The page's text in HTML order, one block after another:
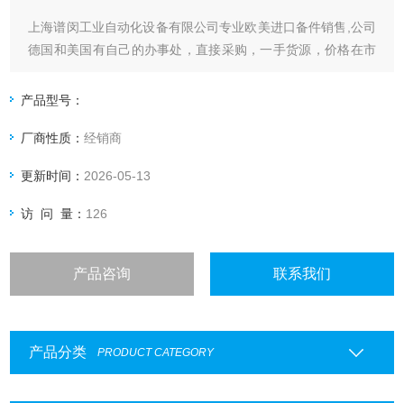
上海谱闵工业自动化设备有限公司专业欧美进口备件销售,公司
德国和美国有自己的办事处，直接采购，一手货源，价格在市
给我们提供固定折扣，确保我们给客户惠的价格
渠道广: 除了工厂，我们跟欧洲许多经销商有直接的业务关
系，使我们可以采购到由于保护代理而不能报价的品
产品型号：
厂商性质：经销商
更新时间： 2026-05-13
访 问 量： 126
产品咨询 联系我们
产品分类 PRODUCT CATEGORY